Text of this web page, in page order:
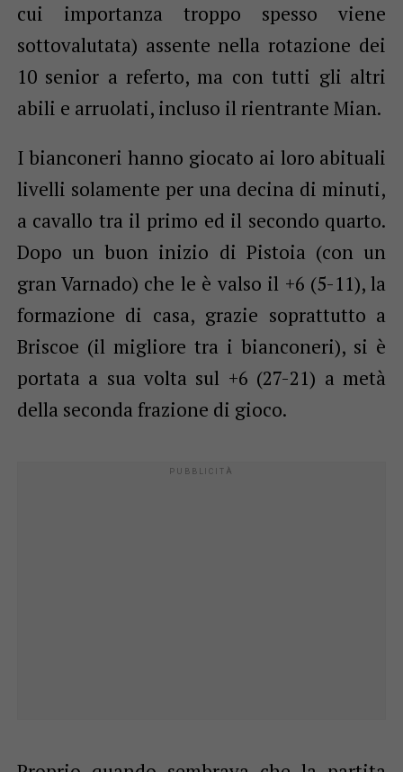
cui importanza troppo spesso viene
sottovalutata) assente nella rotazione dei
10 senior a referto, ma con tutti gli altri
abili e arruolati, incluso il rientrante Mian.
I bianconeri hanno giocato ai loro abituali
livelli solamente per una decina di minuti,
a cavallo tra il primo ed il secondo quarto.
Dopo un buon inizio di Pistoia (con un
gran Varnado) che le è valso il +6 (5-11), la
formazione di casa, grazie soprattutto a
Briscoe (il migliore tra i bianconeri), si è
portata a sua volta sul +6 (27-21) a metà
della seconda frazione di gioco.